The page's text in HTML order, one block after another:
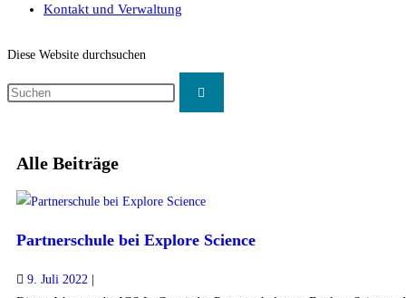
Kontakt und Verwaltung
Diese Website durchsuchen
Alle Beiträge
Partnerschule bei Explore Science
9. Juli 2022